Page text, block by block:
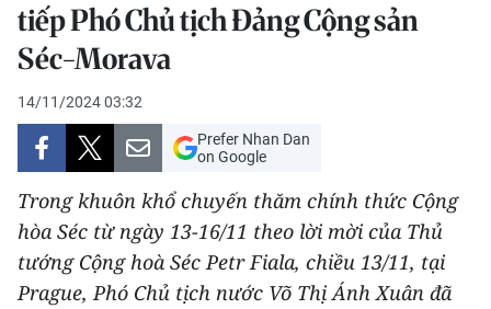
CHÍNH TRỊ
KINH TẾ
VĂN HÓA
XÃ HỘI
PHÁP LUẬT
DU LỊCH
tiếp Phó Chủ tịch Đảng Cộng sản
Séc-Morava
14/11/2024 03:32
Prefer Nhan Dan
on Google
Trong khuôn khổ chuyến thăm chính thức Cộng
hòa Séc từ ngày 13-16/11 theo lời mời của Thủ
tướng Cộng hoà Séc Petr Fiala, chiều 13/11, tại
Prague, Phó Chủ tịch nước Võ Thị Ánh Xuân đã